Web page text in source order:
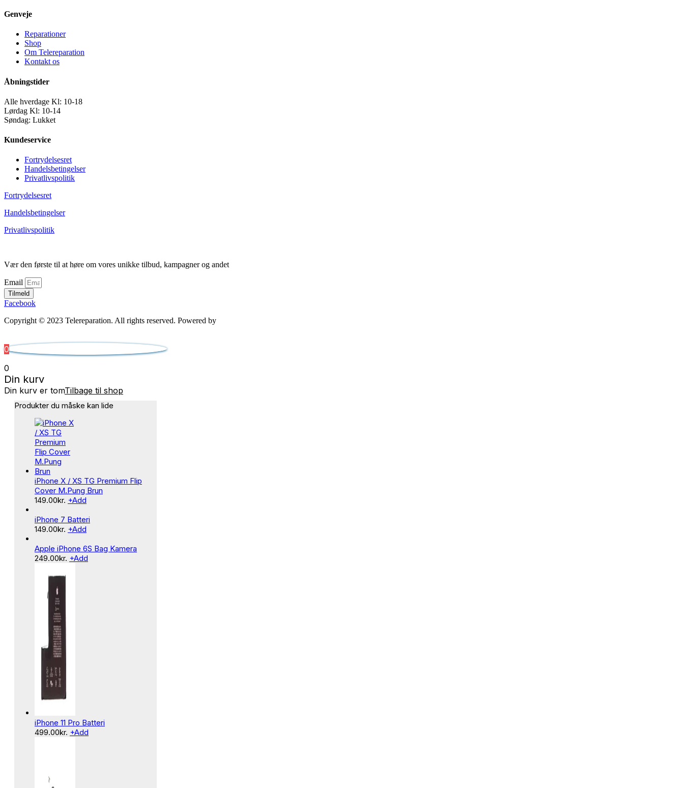
Genveje
Reparationer
Shop
Om Telereparation
Kontakt os
Åbningstider
Alle hverdage Kl: 10-18
Lørdag Kl: 10-14
Søndag: Lukket
Kundeservice
Fortrydelsesret
Handelsbetingelser
Privatlivspolitik
Fortrydelsesret
Handelsbetingelser
Privatlivspolitik
Vær den første til at høre om vores unikke tilbud, kampagner og andet
Email
Tilmeld
Facebook
Copyright © 2023 Telereparation. All rights reserved. Powered by
0
0
Din kurv
Din kurv er tomTilbage til shop
Produkter du måske kan lide
iPhone X / XS TG Premium Flip
Cover M.Pung Brun
149.00kr. +Add
iPhone 7 Batteri
149.00kr. +Add
Apple iPhone 6S Bag Kamera
249.00kr. +Add
iPhone 11 Pro Batteri
499.00kr. +Add